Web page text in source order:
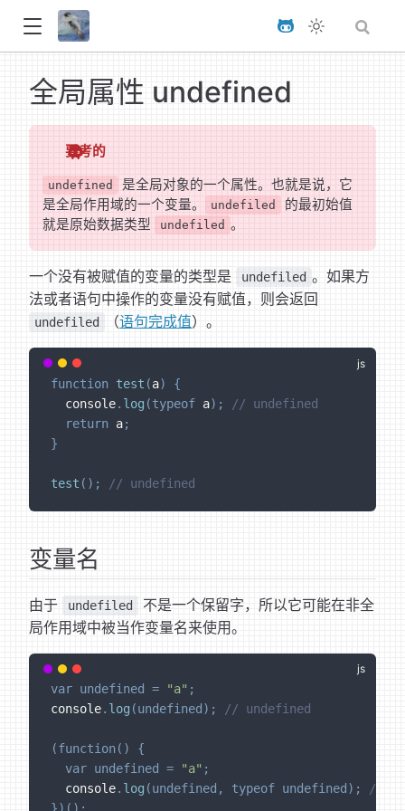
全局属性 undefined
要考的
undefined
是全局对象的一个属性。也就是说，它
是全局作用域的一个变量。
undefiled
的最初始值
就是原始数据类型
undefiled 。
一个没有被赋值的变量的类型是 undefiled 。如果方
法或者语句中操作的变量没有赋值，则会返回
undefiled （语句完成值）。
function test (a)
{
  console
. log (typeof a) ;
// undefined
return a;
}
test ( ) ; // undefined
变量名
由于 undefiled
不是一个保留字，所以它可能在非全
局作用域中被当作变量名来使用。
var undefined = "a" ;
console. log (undefined ) ; // undefined
(function( )
{
var undefined = "a" ;
  console
. log (undefined , typeof undefined ) ;
// a